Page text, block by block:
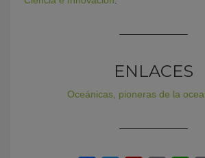
ENLACES
Oceánicas, pioneras de la